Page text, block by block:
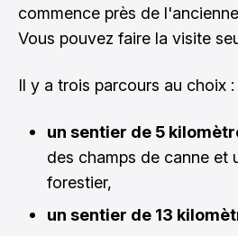
commence près de
Vous pouvez faire la visite
Il y a trois parcours au choix :
un sentier de 5
des champs de canne et
forestier,
un sentier de 13